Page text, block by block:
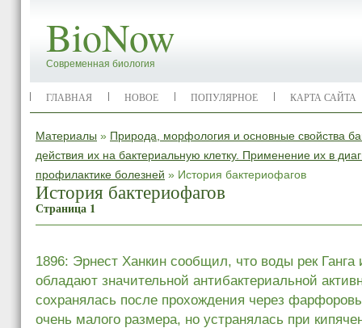
BioNow
Современная биология
ГЛАВНАЯ НОВОЕ ПОПУЛЯРНОЕ КАРТА САЙТА
Материалы » Природа, морфология и основные свойства
действия их на бактериальную клетку. Применение их в
профилактике болезней » История бактериофагов
История бактериофагов
Страница 1
1896: Эрнест Ханкин сообщил, что воды рек
обладают значительной антибактериальной
сохранялась после прохождения через
очень малого размера, но устранялась при